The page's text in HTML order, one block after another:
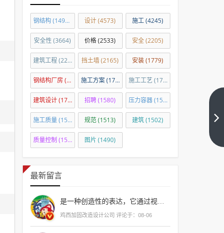
钢结构(14918) 设计(4573) 施工(4245)
安全性 (3664) 价格(2533) 安全(2205)
建筑工程(2201) 挡土墙(2165) 安装(1779)
钢结构厂房 (1760) 施工方案(1724) 施工工艺 (1708)
建筑设计(1703) 招聘(1580) 压力容器(1575)
施工质量(1539) 规范(1513) 建筑(1502)
质量控制 (1501) 图片 (1490)
最新留言
鸡西加固改造设计公司 评论于：08-06